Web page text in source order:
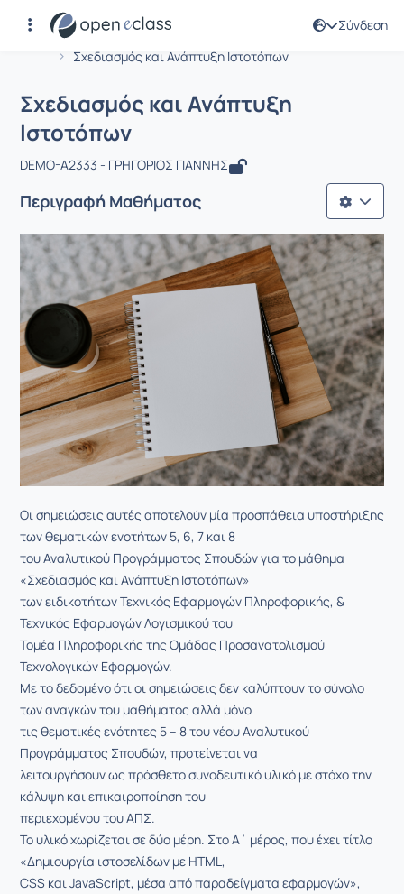
Σύνδεση
Αρχική Σελίδα
Σχεδιασμός και Ανάπτυξη Ιστοτόπων
Μάθημα : Σχεδιασμός και Ανάπτυξη
Σχεδιασμός και Ανάπτυξη
Ιστοτόπων
DEMO-A2333 - ΓΡΗΓΟΡΙΟΣ ΓΙΑΝΝΗΣ
Περιγραφή Μαθήματος
Οι σημειώσεις αυτές αποτελούν μία προσπάθεια υποστήριξης
των θεματικών ενοτήτων 5, 6, 7 και 8
του Αναλυτικού Προγράμματος Σπουδών για το μάθημα
«Σχεδιασμός και Ανάπτυξη Ιστοτόπων»
των ειδικοτήτων Τεχνικός Εφαρμογών Πληροφορικής, &
Τεχνικός Εφαρμογών Λογισμικού του
Τομέα Πληροφορικής της Ομάδας Προσανατολισμού
Τεχνολογικών Εφαρμογών.
Με το δεδομένο ότι οι σημειώσεις δεν καλύπτουν το σύνολο
των αναγκών του μαθήματος αλλά μόνο
τις θεματικές ενότητες 5 – 8 του νέου Αναλυτικού
Προγράμματος Σπουδών, προτείνεται να
λειτουργήσουν ως πρόσθετο συνοδευτικό υλικό με στόχο την
κάλυψη και επικαιροποίηση του
περιεχομένου του ΑΠΣ.
Το υλικό χωρίζεται σε δύο μέρη. Στο Α΄ μέρος, που έχει τίτλο
«Δημιουργία ιστοσελίδων με HTML,
CSS και JavaScript, μέσα από παραδείγματα εφαρμογών»,